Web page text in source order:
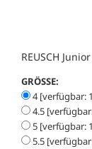
REUSCH
GRÖSSE:
4 [verfügbar:
4.5
5 [verfügbar:
5.5